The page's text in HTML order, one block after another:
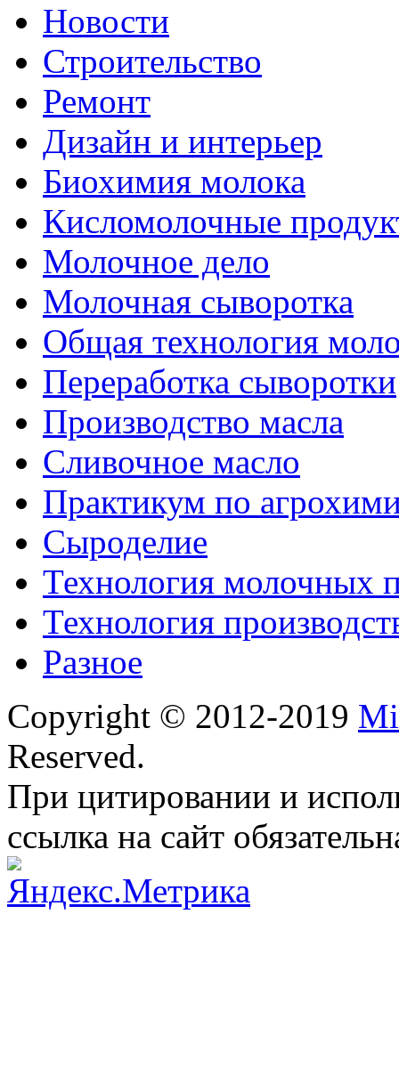
Новости
Строительство
Ремонт
Дизайн и интерьер
Биохимия молока
Кисломолочные
Молочное дело
Молочная сыворотка
Общая технология
Переработка сыворотки
Производство масла
Сливочное масло
Практикум по
Сыроделие
Технология молочных
Технология
Разное
Copyright © 2012-2019
Reserved.
При цитировании и
ссылка на сайт